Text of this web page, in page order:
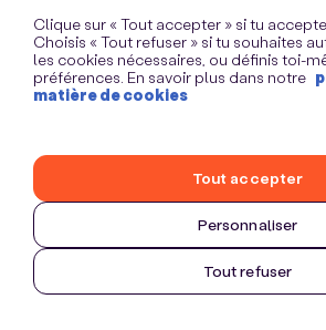
Clique sur « Tout accepter » si tu
Choisis « Tout refuser » si tu souhaites
les cookies nécessaires, ou définis toi-
préférences. En savoir plus dans notre
matière de cookies
Personnaliser
Tout refuser
Tout accepter